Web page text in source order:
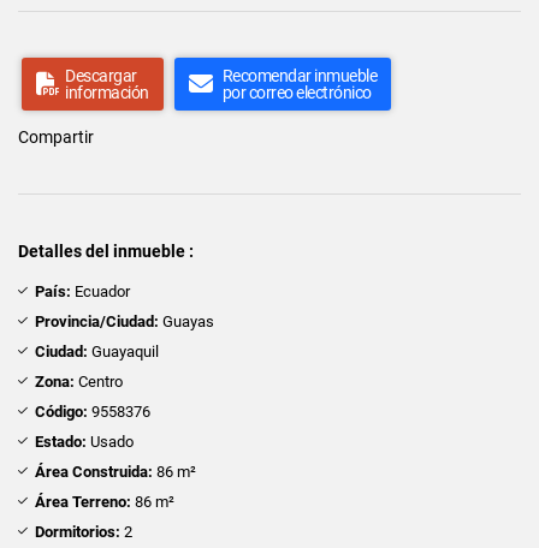
Descargar
información
Recomendar inmueble
por correo electrónico
Compartir
Detalles del inmueble :
País: Ecuador
Provincia/Ciudad: Guayas
Ciudad: Guayaquil
Zona: Centro
Código: 9558376
Estado: Usado
Área Construida: 86 m²
Área Terreno: 86 m²
Dormitorios: 2